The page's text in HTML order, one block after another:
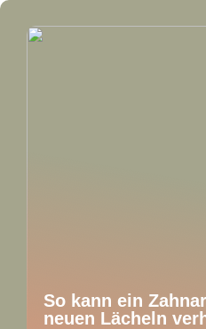
So kann ein
neuen Lächeln